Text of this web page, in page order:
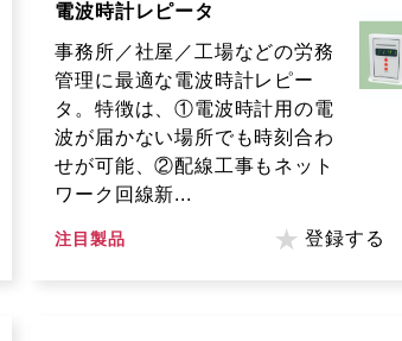
電波時計レピータ
事務所／社屋／工場などの労務
管理に最適な電波時計レピー
タ。特徴は、①電波時計用の電
波が届かない場所でも時刻合わ
せが可能、②配線工事もネット
ワーク回線新...
注目製品 登録する